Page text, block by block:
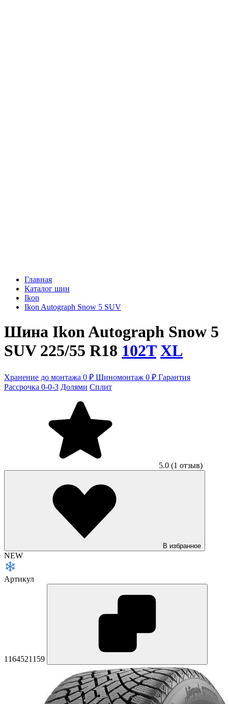
Главная
Каталог шин
Ikon
Ikon Autograph Snow 5 SUV
Шина Ikon Autograph Snow 5
SUV 225/55 R18 102T XL
Хранение до монтажа 0 ₽ Шиномонтаж 0 ₽ Гарантия
Рассрочка 0-0-3 Долями Сплит
5.0 (1 отзыв)
В избранное
NEW
Артикул
1164521159